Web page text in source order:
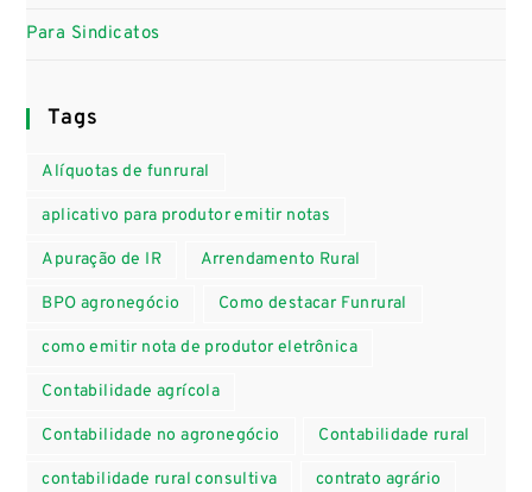
Para Sindicatos
Tags
Alíquotas de funrural
aplicativo para produtor emitir notas
Apuração de IR Arrendamento Rural
BPO agronegócio Como destacar Funrural
como emitir nota de produtor eletrônica
Contabilidade agrícola
Contabilidade no agronegócio Contabilidade rural
contabilidade rural consultiva contrato agrário